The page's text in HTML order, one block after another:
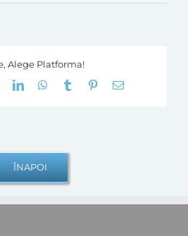
Alege Platforma!
LinkedInWhatsApp
Tumblr Pinterest
E-